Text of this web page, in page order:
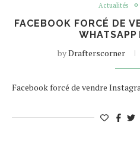
Actualités
FACEBOOK FORCÉ DE
WHATSAPP
byDrafterscorner
Facebook forcé de vendre